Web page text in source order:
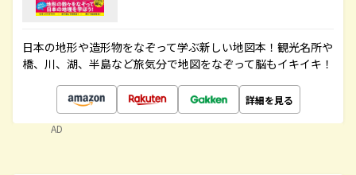
日本の地形や造形物をなぞって学ぶ新しい地図本！観光名所や
橋、川、湖、半島など旅気分で地図をなぞって脳もイキイキ！
詳細を見る
AD